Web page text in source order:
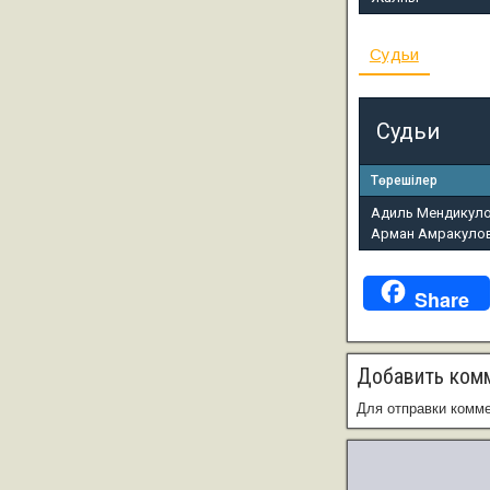
Судьи
Судьи
Төрешілер
Адиль
Арман
Share
Добавить
Для отправки